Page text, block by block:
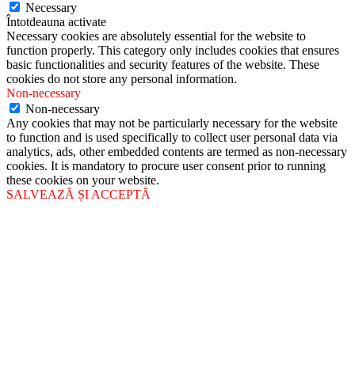
Necessary
Întotdeauna activate
Necessary cookies are absolutely essential for the website to
function properly. This category only includes cookies that ensures
basic functionalities and security features of the website. These
cookies do not store any personal information.
Non-necessary
Non-necessary
Any cookies that may not be particularly necessary for the website
to function and is used specifically to collect user personal data via
analytics, ads, other embedded contents are termed as non-necessary
cookies. It is mandatory to procure user consent prior to running
these cookies on your website.
SALVEAZĂ ȘI ACCEPTĂ